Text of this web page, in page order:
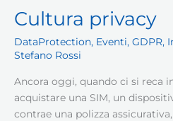
Cultura privacy
DataProtection, Eventi, GDPR,
Stefano Rossi
Ancora oggi, quando ci si reca
acquistare una SIM, un
contrae una polizza